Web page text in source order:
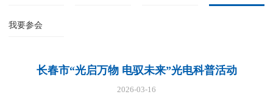
我要参会
长春市“光启万物 电驭未来”光电科普活动
2026-03-16